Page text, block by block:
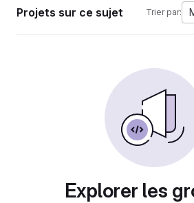
Projets sur ce sujet Trier par:
Explorer les